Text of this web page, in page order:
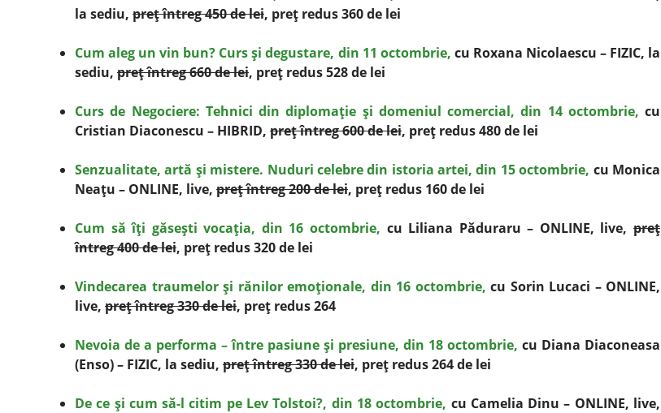
la sediu, preţ întreg 450 de lei, preţ redus 360 de lei
Cum aleg un vin bun? Curs şi degustare, din 11 octombrie, cu Roxana Nicolaescu – FIZIC, la
sediu, preţ întreg 660 de lei, preţ redus 528 de lei
Curs de Negociere: Tehnici din diplomaţie şi domeniul comercial, din 14 octombrie, cu
Cristian Diaconescu – HIBRID, preţ întreg 600 de lei, preţ redus 480 de lei
Senzualitate, artă şi mistere. Nuduri celebre din istoria artei, din 15 octombrie, cu Monica
Neaţu – ONLINE, live, preţ întreg 200 de lei, preţ redus 160 de lei
Cum să îţi găseşti vocaţia, din 16 octombrie, cu Liliana Păduraru – ONLINE, live, preţ
întreg 400 de lei, preţ redus 320 de lei
Vindecarea traumelor şi rănilor emoţionale, din 16 octombrie, cu Sorin Lucaci – ONLINE,
live, preţ întreg 330 de lei, preţ redus 264
Nevoia de a performa – între pasiune şi presiune, din 18 octombrie, cu Diana Diaconeasa
(Enso) – FIZIC, la sediu, preţ întreg 330 de lei, preţ redus 264 de lei
De ce şi cum să-l citim pe Lev Tolstoi?, din 18 octombrie, cu Camelia Dinu – ONLINE, live,